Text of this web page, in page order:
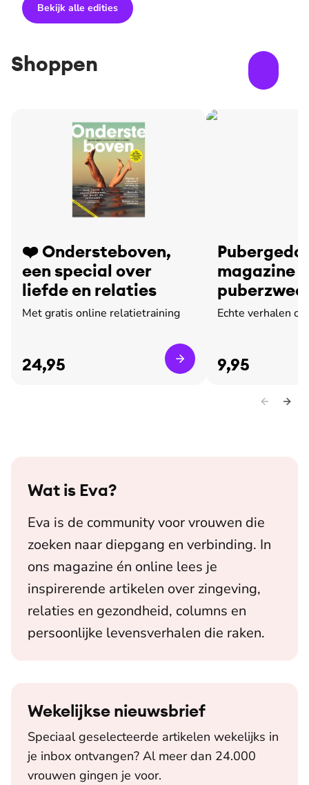
Bekijk alle edities
Shoppen
❤️ Ondersteboven,
een special over
liefde en relaties
Met gratis online relatietraining
24,95
magazine
leed
Echte verhalen
9,95
Wat is Eva?
Eva is de community voor vrouwen die
zoeken naar diepgang en verbinding. In
ons magazine én online lees je
inspirerende artikelen over zingeving,
relaties en gezondheid, columns en
persoonlijke levensverhalen die raken.
Wekelijkse nieuwsbrief
Speciaal geselecteerde artikelen wekelijks in
je inbox ontvangen? Al meer dan 24.000
vrouwen gingen je voor.